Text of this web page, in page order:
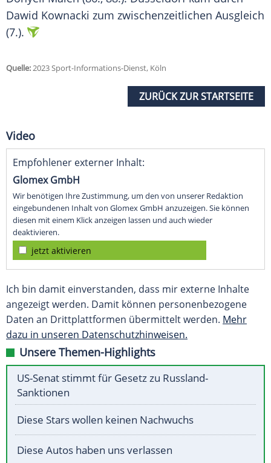
Dawid Kownacki zum zwischenzeitlichen Ausgleich
(7.).
Quelle:2023 Sport-Informations-Dienst, Köln
ZURÜCK ZUR STARTSEITE
Video
Empfohlener externer Inhalt:
Glomex GmbH
Wir benötigen Ihre Zustimmung, um den von unserer Redaktion
eingebundenen Inhalt von Glomex GmbH anzuzeigen. Sie können
diesen mit einem Klick anzeigen lassen und auch wieder
deaktivieren.
jetzt aktivieren
Ich bin damit einverstanden, dass mir externe Inhalte
angezeigt werden. Damit können personenbezogene
Daten an Drittplattformen übermittelt werden. Mehr
dazu in unseren Datenschutzhinweisen.
Unsere Themen-Highlights
US-Senat stimmt für Gesetz zu Russland-
Sanktionen
Diese Stars wollen keinen Nachwuchs
Diese Autos haben uns verlassen